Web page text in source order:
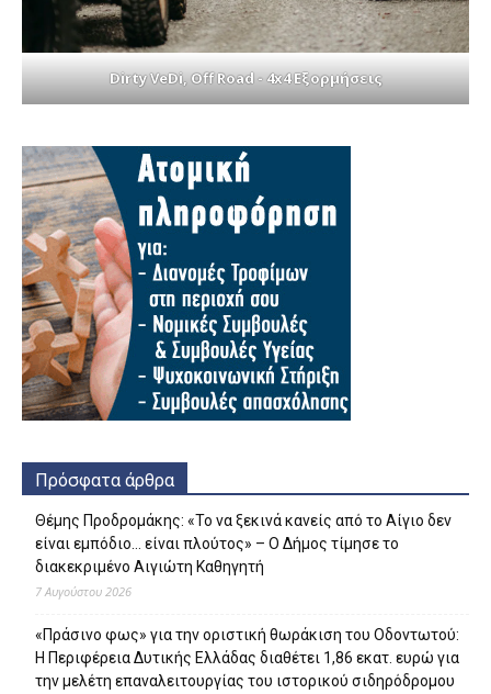
Dirty VeDi, Off Road - 4x4 Εξορμήσεις
Πρόσφατα άρθρα
Θέμης Προδρομάκης: «Το να ξεκινά κανείς από το Αίγιο δεν
είναι εμπόδιο… είναι πλούτος» – O Δήμος τίμησε το
διακεκριμένο Αιγιώτη Καθηγητή
7 Αυγούστου 2026
«Πράσινο φως» για την οριστική θωράκιση του Οδοντωτού:
Η Περιφέρεια Δυτικής Ελλάδας διαθέτει 1,86 εκατ. ευρώ για
την μελέτη επαναλειτουργίας του ιστορικού σιδηρόδρομου